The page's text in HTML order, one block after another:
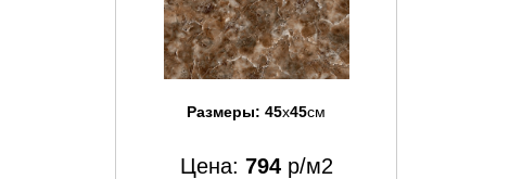
Размеры: 45x45см
Цена: 794р/м2